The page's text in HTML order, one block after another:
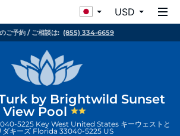
USD
ご予約 / ご相談は: (855) 334-6659
by Brightwild Sunset
View Pool
5225 Key West United States キーウェストと
ダキーズ Florida 33040-5225 US